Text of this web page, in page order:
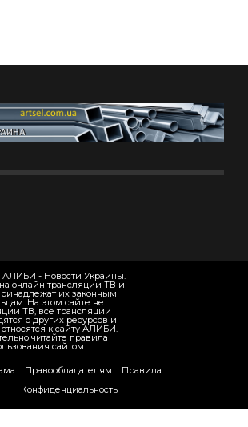
АЛИБИ - Новости Украины.
онлайн трансляции ТВ и
их законным
На этом сайте нет
ТВ, все трансляции
с других ресурсов и
к сайту АЛИБИ.
читайте правила
сайтом.
Правообладателям
Правила
Конфиденциальность